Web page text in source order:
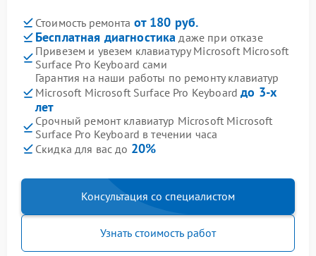
Стоимость ремонта от 180 руб.
Бесплатная диагностика даже при отказе
Привезем и увезем клавиатуру Microsoft Microsoft
Surface Pro Keyboard сами
Гарантия на наши работы по ремонту клавиатур
Microsoft Microsoft Surface Pro Keyboardдо 3-х
лет
Срочный ремонт клавиатур Microsoft Microsoft
Surface Pro Keyboard в течении часа
Скидка для вас до 20%
Консультация со специалистом
Узнать стоимость работ